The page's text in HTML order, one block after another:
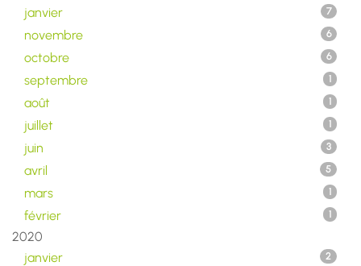
janvier
7
novembre 6
octobre 6
septembre 1
août 1
juillet 1
juin 3
avril 5
mars 1
février 1
2020
janvier
2